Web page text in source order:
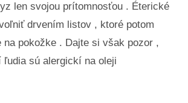
len svojou prítomnosťou . Éterické
drvením listov , ktoré potom
na pokožke . Dajte si však pozor ,
ľudia sú alergickí na oleji